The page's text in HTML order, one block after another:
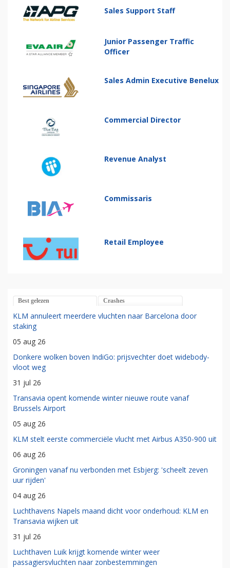
Sales Support Staff
Junior Passenger Traffic
Officer
Sales Admin Executive Benelux
Commercial Director
Revenue Analyst
Commissaris
Retail Employee
Best gelezen Crashes
KLM annuleert meerdere vluchten naar Barcelona door
staking
05 aug 26
Donkere wolken boven IndiGo: prijsvechter doet widebody-
vloot weg
31 jul 26
Transavia opent komende winter nieuwe route vanaf
Brussels Airport
05 aug 26
KLM stelt eerste commerciële vlucht met Airbus A350-900 uit
06 aug 26
Groningen vanaf nu verbonden met Esbjerg: 'scheelt zeven
uur rijden'
04 aug 26
Luchthavens Napels maand dicht voor onderhoud: KLM en
Transavia wijken uit
31 jul 26
Luchthaven Luik krijgt komende winter weer
passagiersvluchten naar zonbestemmingen